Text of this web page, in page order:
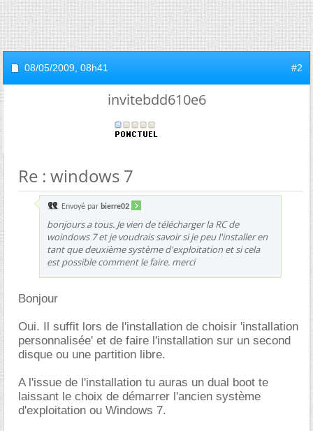
08/05/2009, 08h41 #2
invitebdd610e6
Re : windows 7
Envoyé par bierre02
bonjours a tous. Je vien de télécharger la RC de
woindows 7 et je voudrais savoir si je peu l'installer en
tant que deuxième système d'exploitation et si cela
est possible comment le faire. merci
Bonjour
Oui. Il suffit lors de l'installation de choisir 'installation
personnalisée' et de faire l'installation sur un second
disque ou une partition libre.
A l'issue de l'installation tu auras un dual boot te
laissant le choix de démarrer l'ancien système
d'exploitation ou Windows 7.